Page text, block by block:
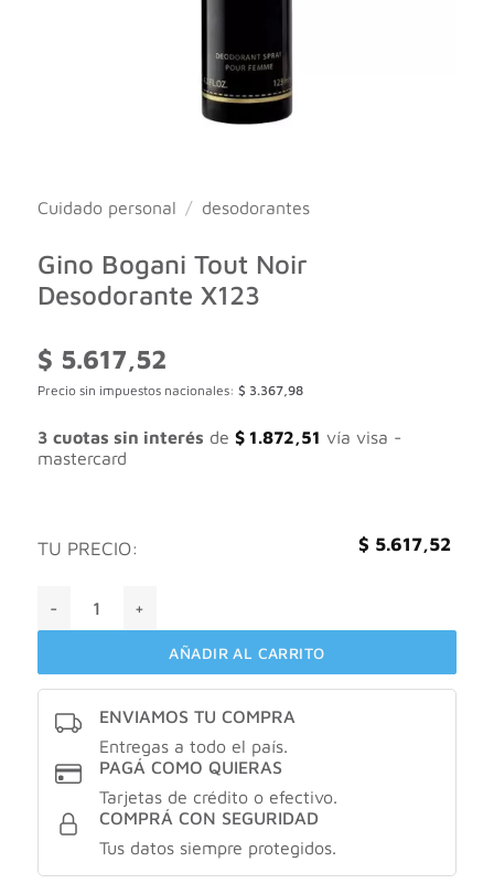
Cuidado personal / desodorantes
Gino Bogani Tout Noir
Desodorante X123
$ 5.617,52
Precio sin impuestos nacionales: $ 3.367,98
3 cuotas sin interés de $1.872,51 vía visa -
mastercard
TU PRECIO: $ 5.617,52
AÑADIR AL CARRITO
ENVIAMOS TU COMPRA
Entregas a todo el país.
PAGÁ COMO QUIERAS
Tarjetas de crédito o efectivo.
COMPRÁ CON SEGURIDAD
Tus datos siempre protegidos.